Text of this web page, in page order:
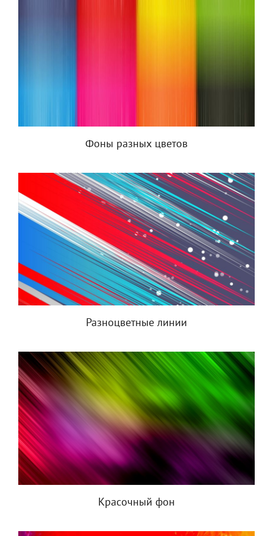
Фоны разных цветов
Разноцветные линии
Красочный фон